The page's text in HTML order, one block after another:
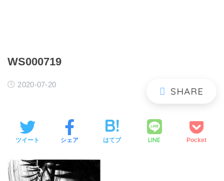
WS000719
2020-07-20
ツイート シェア はてブ LINE Pocket